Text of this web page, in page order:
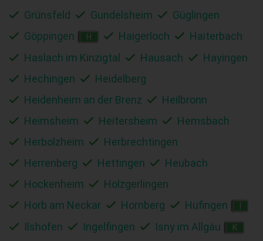
Grünsfeld Gundelsheim
Güglingen
Göppingen
H Haigerloch
Haiterbach
Haslach im Kinzigtal
Hausach
Hayingen
Hechingen
Heidelberg
Heidenheim an der Brenz
Heilbronn
Heimsheim
Heitersheim
Hemsbach
Herbolzheim
Herbrechtingen
Herrenberg
Hettingen
Heubach
Hockenheim
Holzgerlingen
Horb am Neckar
Hornberg Hüfingen
Ilshofen Ingelfingen Isny im Allgäu K